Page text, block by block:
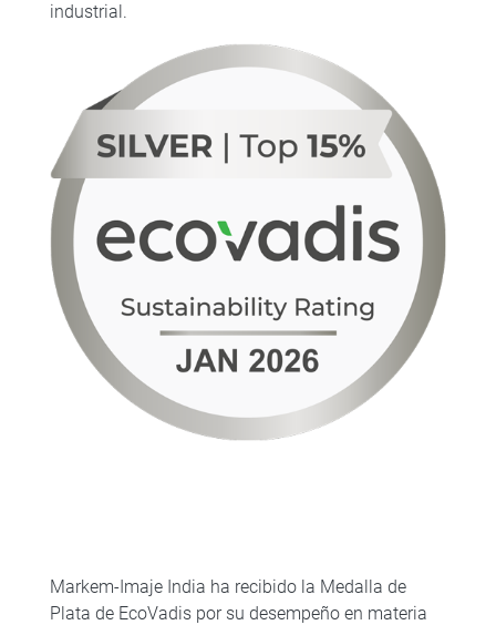
industrial.
Markem-Imaje India ha recibido la Medalla de
Plata de EcoVadis por su desempeño en materia